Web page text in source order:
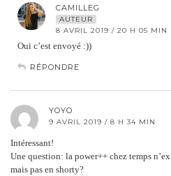
CAMILLEG
AUTEUR
8 AVRIL 2019 / 20 H 05 MIN
Oui c’est envoyé :))
RÉPONDRE
YOYO
9 AVRIL 2019 / 8 H 34 MIN
Intéressant!
Une question: la power++ chez temps
mais pas en shorty?